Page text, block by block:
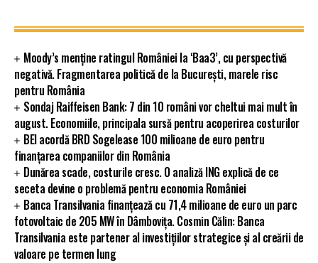
Moody’s menține ratingul României la ‘Baa3’, cu perspectivă
negativă. Fragmentarea politică de la București, marele risc
pentru România
Sondaj Raiffeisen Bank: 7 din 10 români vor cheltui mai mult în
august. Economiile, principala sursă pentru acoperirea costurilor
BEI acordă BRD Sogelease 100 milioane de euro pentru
finanțarea companiilor din România
Dunărea scade, costurile cresc. O analiză ING explică de ce
seceta devine o problemă pentru economia României
Banca Transilvania finanțează cu 71,4 milioane de euro un parc
fotovoltaic de 205 MW în Dâmbovița. Cosmin Călin: Banca
Transilvania este partener al investițiilor strategice și al creării de
valoare pe termen lung